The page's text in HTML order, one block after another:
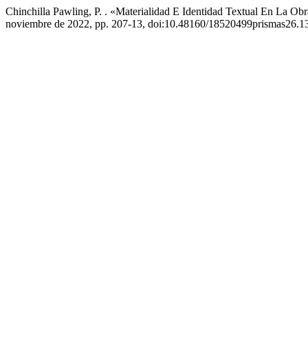
Chinchilla Pawling, P. . «Materialidad E Identidad Textual En La
noviembre de 2022, pp. 207-13, doi:10.48160/